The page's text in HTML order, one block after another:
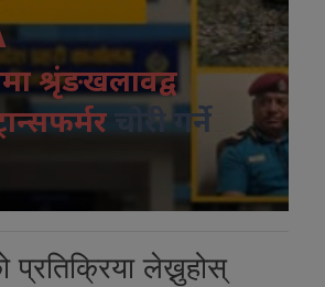
श्रृंङखलावद्व
चोरी गर्ने
प्रतिक्रिया लेख्नुहोस्